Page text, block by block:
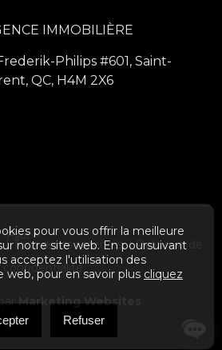
pour vous offrir la meilleure
notre site web. En poursuivant
acceptez l'utilisation des
web, pour en savoir plus cliquez
Refuser
IMMOBILIÈRE
Philips #601, Saint-
QC, H4M 2X6
| Tous droits réservés. |Politique de
confidentialité
Marketing Websites
Haut